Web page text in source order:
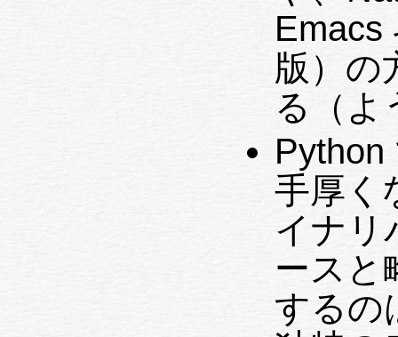
Emacs
版）の
る（よ
手厚く
イナリ
ースと
するの